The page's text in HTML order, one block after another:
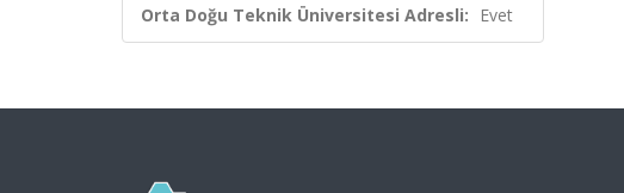
Orta Doğu Teknik Üniversitesi Adresli: Evet